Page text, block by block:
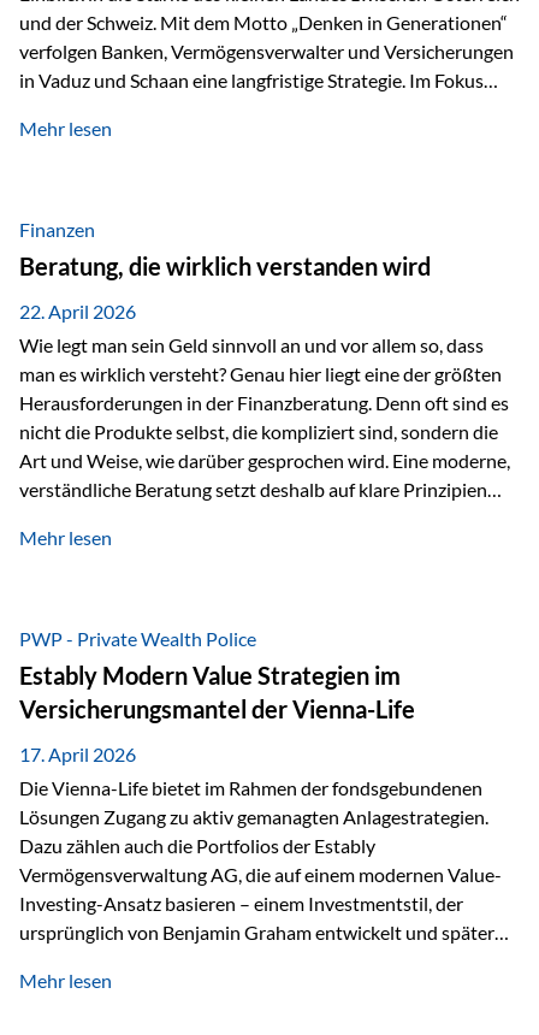
und der Schweiz. Mit dem Motto „Denken in Generationen“
verfolgen Banken, Vermögensverwalter und Versicherungen
in Vaduz und Schaan eine langfristige Strategie. Im Fokus
Marktzugang Liechtenstein hat sich in den letzten Jahren zu
verfügbaren Kennzahlen (Stand Ende 2024, veröffentlicht
2025/2026)…
Mehr lesen
Finanzen
Beratung, die wirklich verstanden wird
22. April 2026
Wie legt man sein Geld sinnvoll an und vor allem so, dass
man es wirklich versteht? Genau hier liegt eine der größten
Herausforderungen in der Finanzberatung. Denn oft sind es
nicht die Produkte selbst, die kompliziert sind, sondern die
Art und Weise, wie darüber gesprochen wird. Eine moderne,
verständliche Beratung setzt deshalb auf klare Prinzipien
fünf zentrale Faktoren: eine saubere Struktur, breite
diesem Thema liefern unter anderem die praxisnahen
Ansätze von Finanzexperte Klaus Rost, der seit vielen Jahren
für eine verständliche und…
Mehr lesen
PWP - Private Wealth Police
Estably Modern Value Strategien im
Versicherungsmantel der Vienna-Life
17. April 2026
Die Vienna-Life bietet im Rahmen der fondsgebundenen
Lösungen Zugang zu aktiv gemanagten Anlagestrategien.
Dazu zählen auch die Portfolios der Estably
Vermögensverwaltung AG, die auf einem modernen Value-
Investing-Ansatz basieren – einem Investmentstil, der
ursprünglich von Benjamin Graham entwickelt und später
Modernes Value Investing als Grundlage Der
Mehr lesen